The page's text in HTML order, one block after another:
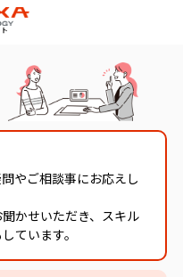
やご相談事にお応えし
かせいただき、スキル
ています。